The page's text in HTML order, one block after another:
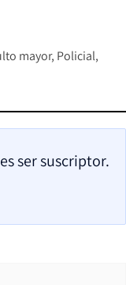
mayor Policial
ser suscriptor.